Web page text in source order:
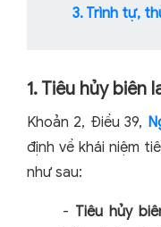
3. Trình tự,
1. Tiêu hủy biên
Khoản 2, Điều 39,
định về khái niệm
như sau:
- Tiêu hủy